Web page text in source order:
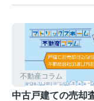
不動産コラム
中古戸建ての売却